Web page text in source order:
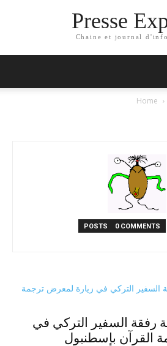
Presse
Chaine et journal
Home
0 COMMENTS
رفقة السفير التركي في
القرآن بإسطنبول